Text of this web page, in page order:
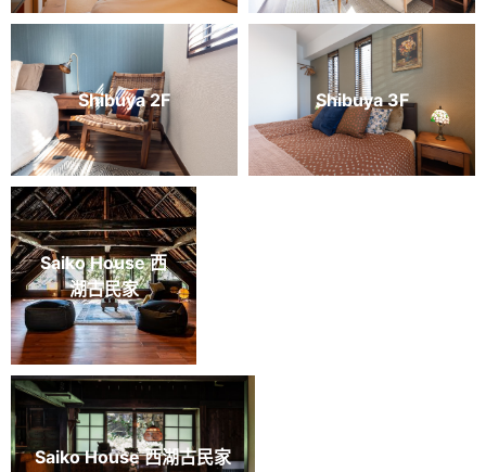
Shibuya 2F Shibuya 3F
Saiko House 西
湖古民家
Saiko House 西湖古民家